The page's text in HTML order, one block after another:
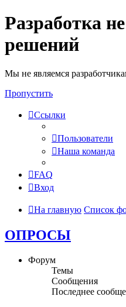
Разработка
решений
Мы не являемся
Пропустить
Ссылки
Пользователи
Наша команда
FAQ
Вход
На главную Список
ОПРОСЫ
Форум
Темы
Сообщения
Последнее